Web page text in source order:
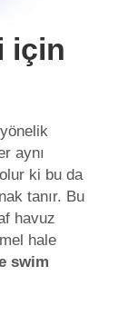
için
aynı
ki bu da
tanır. Bu
havuz
hale
swim